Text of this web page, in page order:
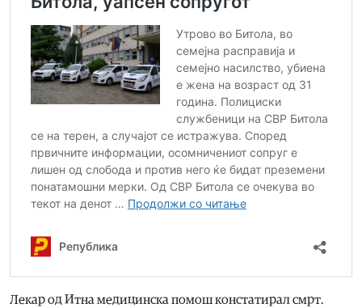
Лекар од Итна медицинска помош констатирал смрт.